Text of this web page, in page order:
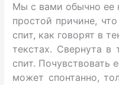
Мы с вами обычно ее
простой причине,
спит, как говорят в
текстах. Свернута
спит. Почувствовать
может спонтанно,